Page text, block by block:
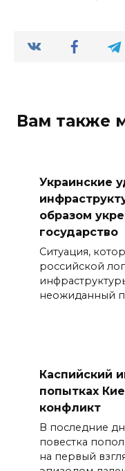
Вам также
Украинские
образом
государство
Ситуация,
российской
неожиданный
Каспийский
попытках
конфликт
В последние
повестка
на первый